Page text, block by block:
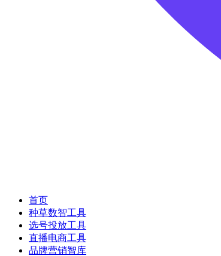
首页
种草数智工具
选号投放工具
直播电商工具
品牌营销智库